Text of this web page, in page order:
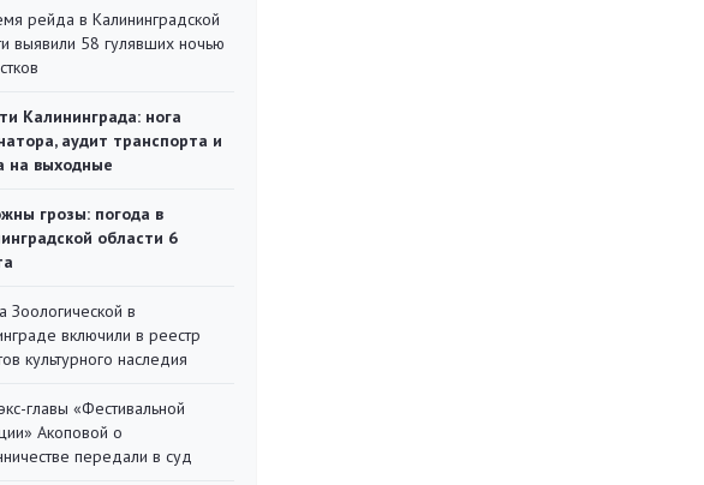
рейда в Калининградской
выявили 58 гулявших ночью
Калининграда: нога
аудит транспорта и
на выходные
грозы: погода в
области 6
Зоологической в
включили в реестр
культурного наследия
главы «Фестивальной
Акоповой о
передали в суд